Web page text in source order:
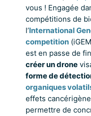
vous ! Engagée
compétitions de
l’International
competition
est en passe de
créer un drone
forme de
organiques
effets
permettre de